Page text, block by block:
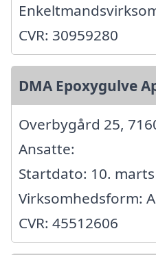
CVR: 30959280
DMA Epoxygulve
Overbygård 25,
Ansatte:
Startdato: 10.
Virksomhedsform:
CVR: 45512606